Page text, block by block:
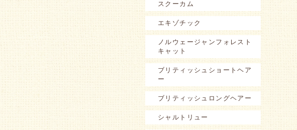
スクーカム
エキゾチック
ノルウェージャンフォレスト
キャット
ブリティッシュショートヘア
ー
ブリティッシュロングヘアー
シャルトリュー